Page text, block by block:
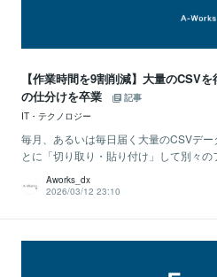
【作業時間を9割削減】大量のCSV
の仕分けを卒業
記事
IT・テクノロジー
毎月、あるいは毎日届く大量のCSVデ
とに「切り取り・貼り付け」して別々の
Aworks_dx
2026/03/12 23:10